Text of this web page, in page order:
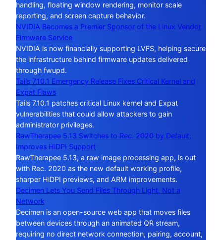
handling, floating window rendering, monitor scale
reporting, and screen capture behavior.
NVIDIA Becomes a Premier Sponsor of the Linux Vendor
Firmware Service
NVIDIA is now financially supporting LVFS, helping secure
the infrastructure behind firmware updates delivered
through fwupd.
Tails 7.10.1 Emergency Release Fixes Critical Kernel and
Expat Flaws
Tails 7.10.1 patches critical Linux kernel and Expat
vulnerabilities that could allow attackers to gain
administrator privileges.
RawTherapee 5.13 Switches to Rec. 2020 by Default,
Improves HiDPI Support
RawTherapee 5.13, a raw image processing app, is out
with Rec. 2020 as the new default working profile,
sharper HiDPI previews, and ARM improvements.
Decimen Lets You Send Files Through Light, Not a
Network
Decimen is an open-source web app that moves files
between devices through an animated QR stream,
requiring no direct network connection, pairing, account,